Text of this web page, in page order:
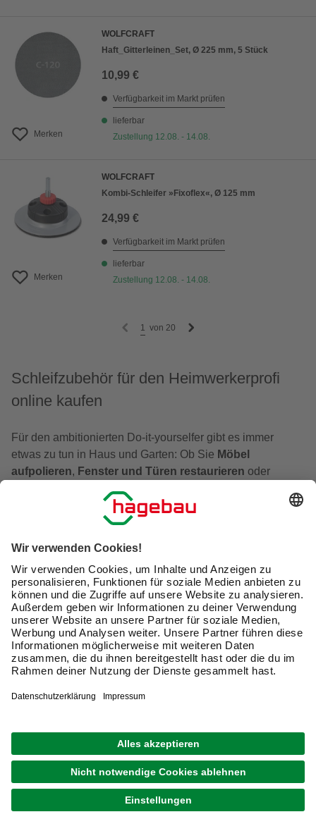
Merken
WOLFCRAFT
Haft_Gitterleinen_Set, Ø 225 mm, 5 Stück
10,99 €
Verfügbarkeit im Markt prüfen
lieferbar
Zustellung 12.08. - 14.08.
Merken
WOLFCRAFT
Kombi-Schleifer »Fixoflex«, Ø 125 mm
24,99 €
Verfügbarkeit im Markt prüfen
lieferbar
Zustellung 12.08. - 14.08.
1 von 20
Schleifzubehör für den Heimwerkerprofi
online kaufen
Für den ambitionierten Do-it-yourselfer gibt es immer
etwas zu tun in Haus und Garten: Ob Sie Möbel
aufpolieren, Fenster und Türen restaurieren oder
benötigen Sie für wichtige Heimwerkerarbeiten. Dazu
gehört auch das geeignete Schleifzubehör, wie
Schleifbänder oder Polierschwämme
sich hier über das vielseitige Zubehör zum Schleifen und
kaufen Sie Schleifzubehör für die erfolgreiche
Durchführung Ihrer Projekte bequem online.
Wie wähle ich die passende Körnung aus?
Schleifzubehör ist die Körnung entscheidend. Die
verschiedene Anwendungen und unterscheiden sich in
Hinblick auf den Materialabtrag.